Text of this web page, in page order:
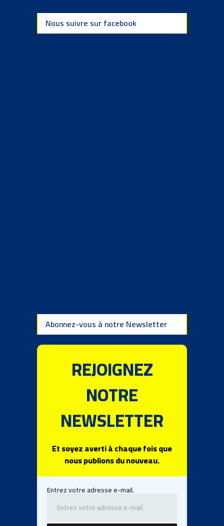
Nous suivre sur facebook
Abonnez-vous à notre Newsletter
REJOIGNEZ
NOTRE
NEWSLETTER
Et soyez averti à chaque fois que
nous publions du nouveau.
Entrez votre adresse e-mail.